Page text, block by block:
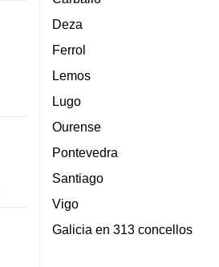
Deza
Ferrol
Lemos
Lugo
Ourense
Pontevedra
Santiago
Vigo
Galicia en 313 concellos